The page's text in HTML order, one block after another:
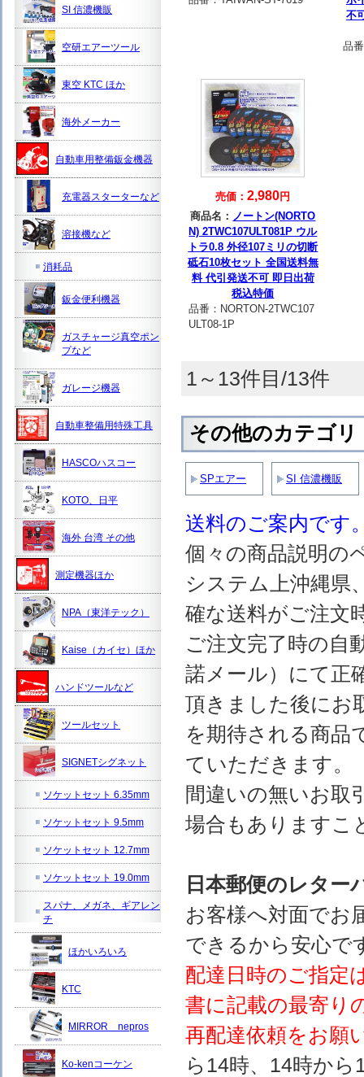
不
品
売価：2,980円
商品名： ノートン(NORTO
N) 2TWC107ULT081P ウル
トラ0.8 外径107ミリの切断
砥石10枚セット 全国送料無
料 代引発送不可 即日出荷
税込特価
品番： NORTON-2TWC107
ULT08-1P
1～13件目/13件
その他のカテゴリ
SPエアー SI 信濃機販
送料のご案内です
個々の商品説明の
システム上沖縄県
確な送料がご注文
ご注文完了時の自
諾メール）にて正
頂きました後にお
を期待される商品
ていただきます。
間違いの無いお取
場合もありますこ
日本郵便のレター
お客様へ対面でお
できるから安心で
配達日時のご指定
書に記載の最寄り
再配達依頼をお願
ら14時、14時か
SI 信濃機販
空研エアーツール
東空 KTC ほか
海外メーカー
自動車用整備鈑金機器
充電器スターターなど
溶接機など
消耗品
鈑金便利機器
ガスチャージ真空ポン
プなど
ガレージ機器
自動車整備用特殊工具
HASCOハスコー
KOTO、日平
海外 台湾 その他
測定機器ほか
NPA（東洋テック）
Kaise（カイセ）ほか
ハンドツールなど
ツールセット
SIGNETシグネット
ソケットセット 6.35mm
ソケットセット 9.5mm
ソケットセット 12.7mm
ソケットセット 19.0mm
スパナ、メガネ、ギアレン
チ
ほかいろいろ
KTC
MIRROR nepros
Ko-kenコーケン